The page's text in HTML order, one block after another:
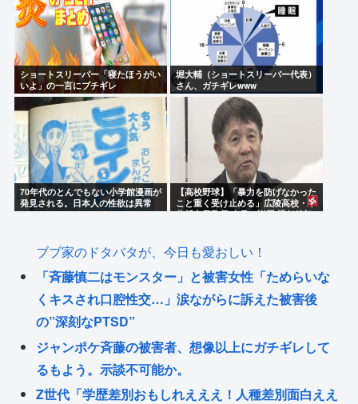
ショートスリーパー「寝たほうがい
いよ」の一言にブチギレ
堀大輔（ショートスリーパー代表）
さん、ガチギレwww
70年代のとんでもない小学館漫画が
発見される。日本人の性欲は異常
【高校野球】「暴力を防げなかった
こと重く受け止める」広陵高校・中
井哲之元監督 会見で謝罪 退任後初
ブブ家のドタバタが、今日も愛おしい！
「斉藤慎二はモンスター」と被害女性「ためらいな
くキスされ口腔性交…」涙ながらに訴えた被害後
の”深刻なPTSD”
ジャンポケ斉藤の被害者、想像以上にガチギレして
るもよう。示談不可能か。
Z世代「学歴差別おもしれえええ！人種差別面白ええ